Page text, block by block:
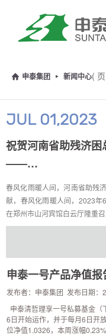
申泰集团 新闻中心(
JUL 01,2023
祝贺河南省助残济
——…
春风化雨暖人间，河南省助残
献，春风化雨暖人间，2023
在郑州市山河宾馆白云厅隆重召
申泰一号产品净值报
发布者：申泰集团 发布日期：
申泰清哲理享一号私募基金
6日开始运作，并于每月6日开
位净值1.0326，本周涨幅